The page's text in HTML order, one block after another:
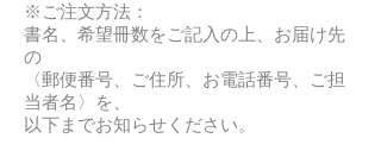
※ご注文方法：
書名、希望冊数をご記入の上、お届け先
の
〈郵便番号、ご住所、お電話番号、ご担
当者名〉を、
以下までお知らせください。